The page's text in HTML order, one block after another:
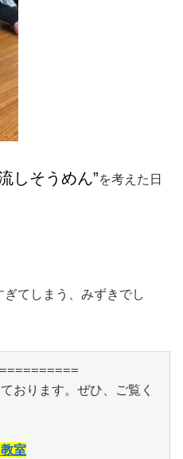
しそうめん”を考えた日
てしまう、みずきでし
おります。ぜひ、ご覧く
室